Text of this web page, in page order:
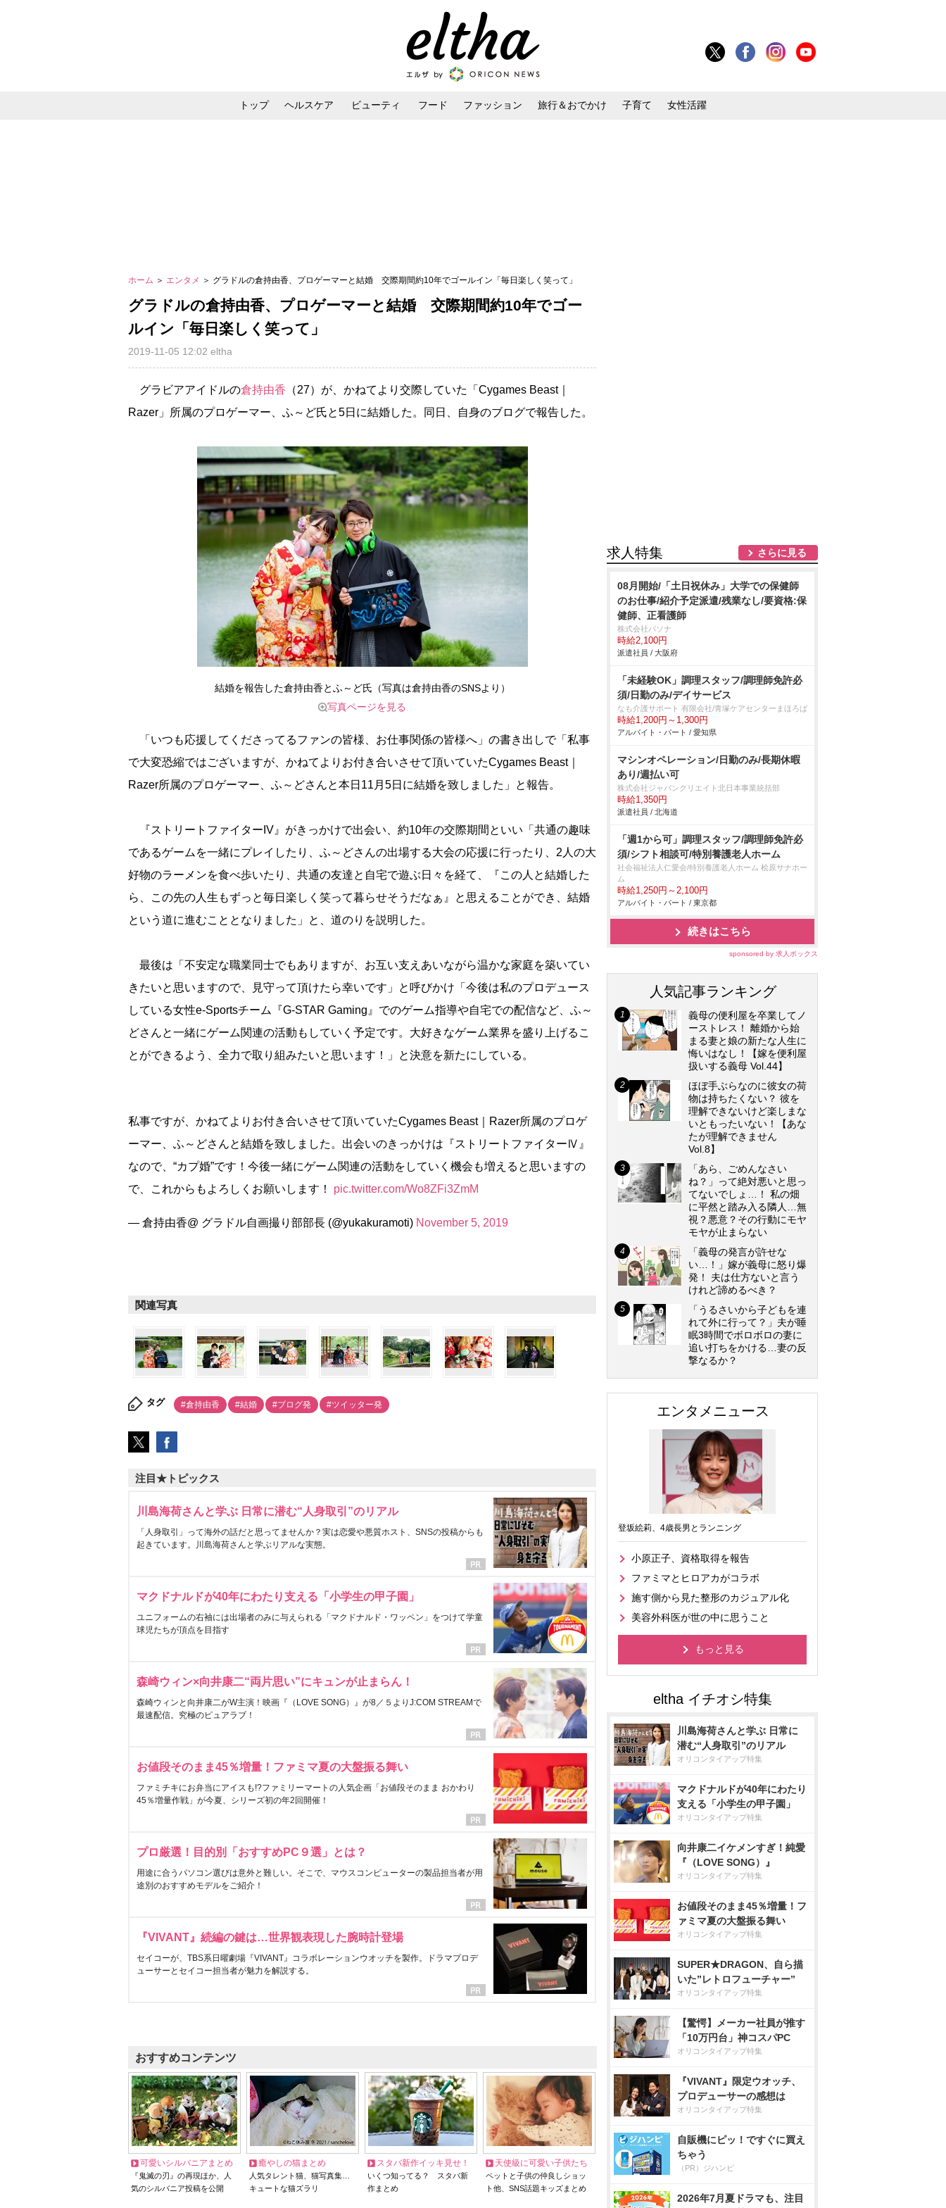
トップ ヘルスケア ビューティ フード ファッション 旅行＆おでかけ 子育て 女性活躍
ホーム ＞ エンタメ ＞ グラドルの倉持由香、プロゲーマーと結婚 交際期間約10年でゴールイン「毎日楽しく笑って」
グラドルの倉持由香、プロゲーマーと結婚 交際期間約10年でゴー
ルイン「毎日楽しく笑って」
2019-11-05 12:02 eltha
グラビアアイドルの倉持由香 （27）が、かねてより交際していた「Cygames Beast｜
Razer」所属のプロゲーマー、ふ～ど氏と5日に結婚した。同日、自身のブログで報告した。
結婚を報告した倉持由香とふ～ど氏（写真は倉持由香のSNSより）
写真ページを見る
「いつも応援してくださってるファンの皆様、お仕事関係の皆様へ」の書き出しで「私事
で大変恐縮ではございますが、かねてよりお付き合いさせて頂いていたCygames Beast｜
Razer所属のプロゲーマー、ふ～どさんと本日11月5日に結婚を致しました」と報告。
『ストリートファイターIV』がきっかけで出会い、約10年の交際期間といい「共通の趣味
であるゲームを一緒にプレイしたり、ふ～どさんの出場する大会の応援に行ったり、2人の大
好物のラーメンを食べ歩いたり、共通の友達と自宅で遊ぶ日々を経て、『この人と結婚した
ら、この先の人生もずっと毎日楽しく笑って暮らせそうだなぁ』と思えることができ、結婚
という道に進むこととなりました」と、道のりを説明した。
最後は「不安定な職業同士でもありますが、お互い支えあいながら温かな家庭を築いてい
きたいと思いますので、見守って頂けたら幸いです」と呼びかけ「今後は私のプロデュース
している女性e-Sportsチーム『G-STAR Gaming』でのゲーム指導や自宅での配信など、ふ～
どさんと一緒にゲーム関連の活動もしていく予定です。大好きなゲーム業界を盛り上げるこ
とができるよう、全力で取り組みたいと思います！」と決意を新たにしている。
私事ですが、かねてよりお付き合いさせて頂いていたCygames Beast｜Razer所属のプロゲ
ーマー、ふ～どさんと結婚を致しました。出会いのきっかけは『ストリートファイターⅣ』
なので、“カプ婚”です！今後一緒にゲーム関連の活動をしていく機会も増えると思いますの
で、これからもよろしくお願いします！ pic.twitter.com/Wo8ZFi3ZmM
— 倉持由香@ グラドル自画撮り部部長 (@yukakuramoti) November 5, 2019
関連写真
タグ #倉持由香 #結婚 #ブログ発 #ツイッター発
注目★トピックス
川島海荷さんと学ぶ 日常に潜む“人身取引”のリアル
「人身取引」って海外の話だと思ってませんか？実は恋愛や悪質ホスト、SNSの投稿からも
起きています。川島海荷さんと学ぶリアルな実態。
マクドナルドが40年にわたり支える「小学生の甲子園」
ユニフォームの右袖には出場者のみに与えられる「マクドナルド・ワッペン」をつけて学童
球児たちが頂点を目指す
森崎ウィン×向井康二“両片思い”にキュンが止まらん！
森崎ウィンと向井康二がW主演！映画『（LOVE SONG）』が8／５よりJ:COM STREAMで
最速配信。究極のピュアラブ！
お値段そのまま45％増量！ファミマ夏の大盤振る舞い
ファミチキにお弁当にアイスも!?ファミリーマートの人気企画「お値段そのまま おかわり
45％増量作戦」が今夏、シリーズ初の年2回開催！
プロ厳選！目的別「おすすめPC９選」とは？
用途に合うパソコン選びは意外と難しい。そこで、マウスコンピューターの製品担当者が用
途別のおすすめモデルをご紹介！
『VIVANT』続編の鍵は…世界観表現した腕時計登場
セイコーが、TBS系日曜劇場『VIVANT』コラボレーションウオッチを製作。ドラマプロデ
ューサーとセイコー担当者が魅力を解説する。
おすすめコンテンツ
可愛いシルバニアまとめ
『鬼滅の刃』の再現ほか、人
気のシルバニア投稿を公開
癒やしの猫まとめ
人気タレント猫、猫写真集…
キュートな猫ズラリ
スタバ新作イッキ見せ！
いくつ知ってる？ スタバ新
作まとめ
天使級に可愛い子供たち
ペットと子供の仲良しショッ
ト他、SNS話題キッズまとめ
求人特集 さらに見る
08月開始/「土日祝休み」大学での保健師
のお仕事/紹介予定派遣/残業なし/要資格:保
健師、正看護師
株式会社パソナ
時給2,100円
派遣社員 / 大阪府
「未経験OK」調理スタッフ/調理師免許必
須/日勤のみ/デイサービス
なも介護サポート 有限会社/青塚ケアセンターまほろば
時給1,200円～1,300円
アルバイト・パート / 愛知県
マシンオペレーション/日勤のみ/長期休暇
あり/週払い可
株式会社ジャパンクリエイト北日本事業統括部
時給1,350円
派遣社員 / 北海道
「週1から可」調理スタッフ/調理師免許必
須/シフト相談可/特別養護老人ホーム
社会福祉法人仁愛会/特別養護老人ホーム 桧原サナホー
ム
時給1,250円～2,100円
アルバイト・パート / 東京都
続きはこちら
sponsored by 求人ボックス
人気記事ランキング
義母の便利屋を卒業してノ
ーストレス！ 離婚から始
まる妻と娘の新たな人生に
悔いはなし！【嫁を便利屋
扱いする義母 Vol.44】
ほぼ手ぶらなのに彼女の荷
物は持ちたくない？ 彼を
理解できないけど楽しまな
いともったいない！【あな
たが理解できません
Vol.8】
「あら、ごめんなさい
ね？」って絶対悪いと思っ
てないでしょ…！ 私の畑
に平然と踏み入る隣人…無
視？悪意？その行動にモヤ
モヤが止まらない
「義母の発言が許せな
い…！」嫁が義母に怒り爆
発！ 夫は仕方ないと言う
けれど諦めるべき？
「うるさいから子どもを連
れて外に行って？」夫が睡
眠3時間でボロボロの妻に
追い打ちをかける…妻の反
撃なるか？
エンタメニュース
登坂絵莉、4歳長男とランニング
小原正子、資格取得を報告
ファミマとヒロアカがコラボ
施す側から見た整形のカジュアル化
美容外科医が世の中に思うこと
もっと見る
川島海荷さんと学ぶ 日常に
潜む“人身取引”のリアル
オリコンタイアップ特集
マクドナルドが40年にわたり
支える「小学生の甲子園」
オリコンタイアップ特集
向井康二イケメンすぎ！純愛
『（LOVE SONG）』
オリコンタイアップ特集
お値段そのまま45％増量！フ
ァミマ夏の大盤振る舞い
オリコンタイアップ特集
SUPER★DRAGON、自ら描
いた”レトロフューチャー”
オリコンタイアップ特集
【驚愕】メーカー社員が推す
「10万円台」神コスパPC
オリコンタイアップ特集
『VIVANT』限定ウオッチ、
プロデューサーの感想は
オリコンタイアップ特集
自販機にピッ！ですぐに買え
ちゃう
（PR）ジハンピ
2026年7月夏ドラマも、注目